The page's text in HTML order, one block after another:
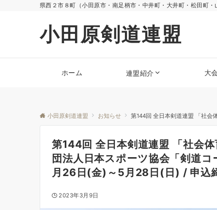
県西２市８町（小田原市・南足柄市・中井町・大井町・松田町
小田原剣道連盟
ホーム 連盟紹介 大
小田原剣道連盟 お知らせ 第144回 全日本剣道連盟 「社会体
第144回 全日本剣道連盟 「社会
団法人日本スポーツ協会「剣道
月26日(金)～5月28日(日) / 申込
2023年3月9日